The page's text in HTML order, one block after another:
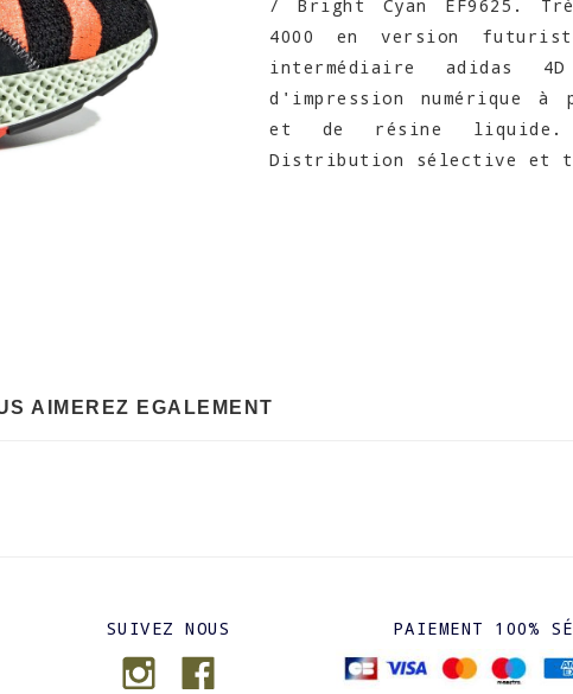
/ Bright Cyan EF9625.
4000 en version
intermédiaire adidas
d'impression numérique
et de résine liquide.
Distribution sélective et
AIMEREZ EGALEMENT
SUIVEZ NOUS PAIEMENT 100%